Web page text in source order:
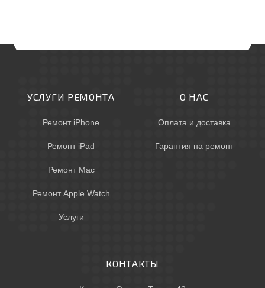
УСЛУГИ РЕМОНТА
Ремонт iPhone
Ремонт iPad
Ремонт Mac
Ремонт Apple Watch
Услуги
О НАС
Оплата и доставка
Гарантия на ремонт
КОНТАКТЫ